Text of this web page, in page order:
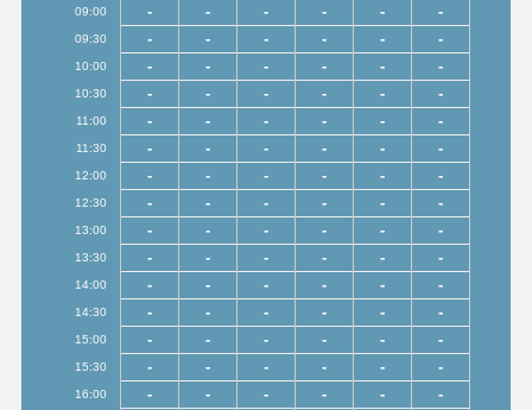
09:00 - - - - - -
09:30 - - - - - -
10:00 - - - - - -
10:30 - - - - - -
11:00 - - - - - -
11:30 - - - - - -
12:00 - - - - - -
12:30 - - - - - -
13:00 - - - - - -
13:30 - - - - - -
14:00 - - - - - -
14:30 - - - - - -
15:00 - - - - - -
15:30 - - - - - -
16:00 - - - - - -